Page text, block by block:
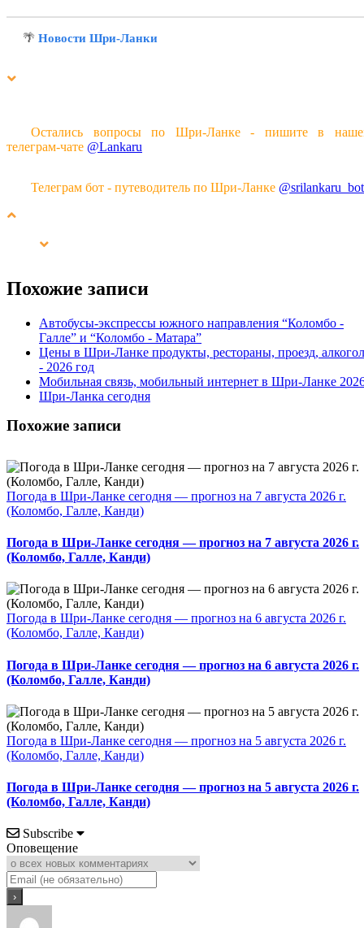
🌴 Новости Шри-Ланки
Остались вопросы по Шри-Ланке - пишите в
телеграм-чате @Lankaru
Телеграм бот - путеводитель по Шри-Ланке @srilankaru_bot
Похожие записи
Автобусы-экспрессы южного направления “Коломбо -
Галле” и “Коломбо - Матара”
Цены в Шри-Ланке продукты, рестораны, проезд,
- 2026 год
Мобильная связь, мобильный интернет в Шри-Ланке
Шри-Ланка сегодня
Похожие записи
Погода в Шри-Ланке сегодня — прогноз на 7 августа 2026 г.
(Коломбо, Галле, Канди)
Погода в Шри-Ланке сегодня — прогноз на 7 августа 2026 г.
(Коломбо, Галле, Канди)
Погода в Шри-Ланке сегодня — прогноз на 6 августа 2026 г.
(Коломбо, Галле, Канди)
Погода в Шри-Ланке сегодня — прогноз на 6 августа 2026 г.
(Коломбо, Галле, Канди)
Погода в Шри-Ланке сегодня — прогноз на 5 августа 2026 г.
(Коломбо, Галле, Канди)
Погода в Шри-Ланке сегодня — прогноз на 5 августа 2026 г.
(Коломбо, Галле, Канди)
Subscribe
Оповещение